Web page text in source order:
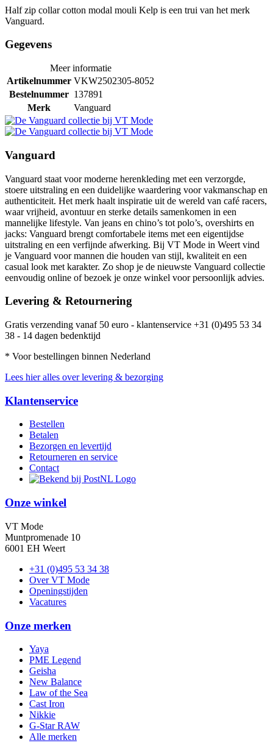
Half zip collar cotton modal mouli Kelp is een trui van het merk
Vanguard.
Gegevens
Meer informatie
Artikelnummer VKW2502305-8052
Bestelnummer 137891
Merk
Vanguard
Vanguard
Vanguard staat voor moderne herenkleding met een verzorgde,
stoere uitstraling en een duidelijke waardering voor vakmanschap en
authenticiteit. Het merk haalt inspiratie uit de wereld van café racers,
waar vrijheid, avontuur en sterke details samenkomen in een
mannelijke lifestyle. Van jeans en chino’s tot polo’s, overshirts en
jacks: Vanguard brengt comfortabele items met een eigentijdse
uitstraling en een verfijnde afwerking. Bij VT Mode in Weert vind
je Vanguard voor mannen die houden van stijl, kwaliteit en een
casual look met karakter. Zo shop je de nieuwste Vanguard collectie
eenvoudig online of bezoek je onze winkel voor persoonlijk advies.
Levering & Retournering
Gratis verzending vanaf 50 euro - klantenservice +31 (0)495 53 34
38 - 14 dagen bedenktijd
* Voor bestellingen binnen Nederland
Lees hier alles over levering & bezorging
Klantenservice
Bestellen
Betalen
Bezorgen en levertijd
Retourneren en service
Contact
Onze winkel
VT Mode
Muntpromenade 10
6001 EH Weert
+31 (0)495 53 34 38
Over VT Mode
Openingstijden
Vacatures
Onze merken
Yaya
PME Legend
Geisha
New Balance
Law of the Sea
Cast Iron
Nikkie
G-Star RAW
Alle merken